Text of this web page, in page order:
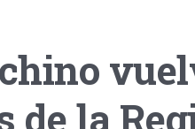
de la